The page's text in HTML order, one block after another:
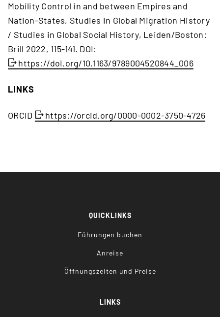
Mobility Control in and between Empires and
Nation-States, Studies in Global Migration History
/ Studies in Global Social History, Leiden/Boston:
Brill 2022, 115-141. DOI:
https://doi.org/10.1163/9789004520844_006
LINKS
ORCID https://orcid.org/0000-0002-3750-4726
QUICKLINKS
Führungen buchen
Anreise
Öffnungszeiten und Preise
LINKS